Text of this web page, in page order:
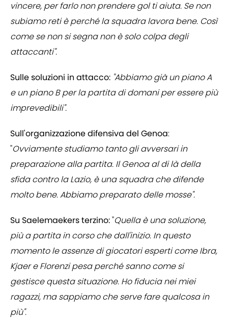
vincere, per farlo non prendere gol ti aiuta. Se non
subiamo reti è perché la squadra lavora bene. Così
come se non si segna non è solo colpa degli
attaccanti".
Sulle soluzioni in attacco: "Abbiamo già un piano A
e un piano B per la partita di domani per essere più
imprevedibili".
Sull'organizzazione difensiva del Genoa:
"Ovviamente studiamo tanto gli avversari in
preparazione alla partita. Il Genoa al di là della
sfida contro la Lazio, è una squadra che difende
molto bene. Abbiamo preparato delle mosse".
Su Saelemaekers terzino:"Quella è una soluzione,
più a partita in corso che dall'inizio. In questo
momento le assenze di giocatori esperti come Ibra,
Kjaer e Florenzi pesa perché sanno come si
gestisce questa situazione. Ho fiducia nei miei
ragazzi, ma sappiamo che serve fare qualcosa in
più".